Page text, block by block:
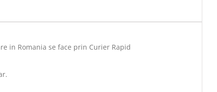
in Romania se face prin Curier Rapid